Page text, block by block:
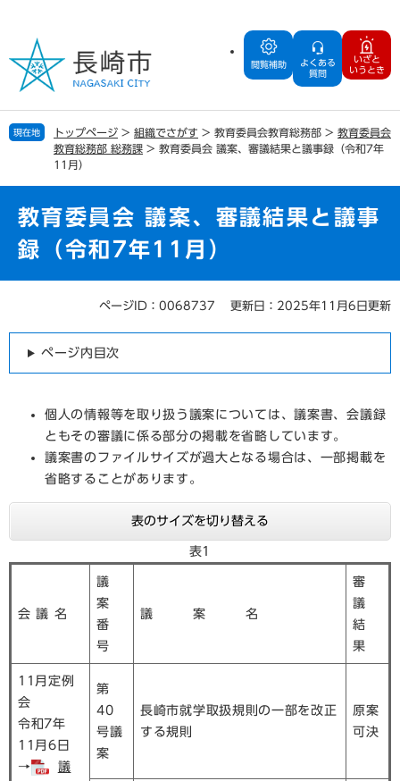
の
で
す
ー
ば
し
閲覧補助
よくある
質問
いざと
いうとき
現在地 トップページ > 組織でさがす > 教育委員会教育総務部 > 教育委員会
教育総務部 総務課 > 教育委員会 議案、審議結果と議事録（令和7年
11月）
教育委員会 議案、審議結果と議事
録（令和7年11月）
ページID：0068737 更新日：2025年11月6日更新
ページ内目次
個人の情報等を取り扱う議案については、議案書、会議録
ともその審議に係る部分の掲載を省略しています。
議案書のファイルサイズが過大となる場合は、一部掲載を
省略することがあります。
表のサイズを切り替える
表1
会 議 名
議
案
番
号
議 案 名
審
議
結
果
11月定例
会
令和7年
11月6日
→
議
第
40
号議
案
長崎市就学取扱規則の一部を改正
する規則
原案
可決